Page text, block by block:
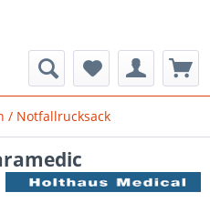
/ Notfallrucksack